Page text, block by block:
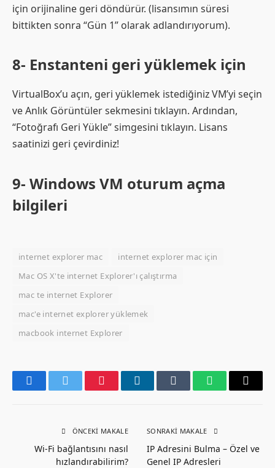
için orijinaline geri döndürür. (lisansımın süresi
bittikten sonra “Gün 1” olarak adlandırıyorum).
8- Enstanteni geri yüklemek için
VirtualBox’u açın, geri yüklemek istediğiniz VM’yi seçin
ve Anlık Görüntüler sekmesini tıklayın. Ardından,
“Fotoğrafı Geri Yükle” simgesini tıklayın. Lisans
saatinizi geri çevirdiniz!
9- Windows VM oturum açma
bilgileri
internet explorer mac
internet explorer mac için
Mac OS X'te internet Explorer'ı çalıştırma
mac te internet Explorer
mac'e internet explorer yüklemek
macbook internet Explorer
FacebookTwitter PinterestLinkedInTumblr WhatsAppEmail
ÖNCEKI MAKALE
Wi-Fi bağlantısını nasıl
hızlandırabilirim?
SONRAKI MAKALE
IP Adresini Bulma – Özel ve
Genel IP Adresleri